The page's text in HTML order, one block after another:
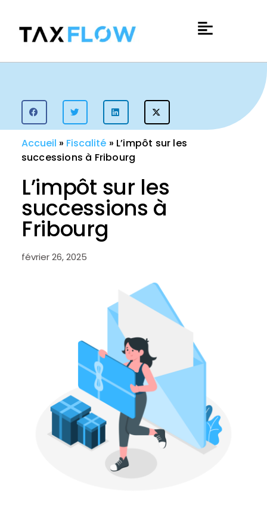
Accueil » Fiscalité » L’impôt sur les
successions à Fribourg
L’impôt sur les
successions à
Fribourg
février 26, 2025